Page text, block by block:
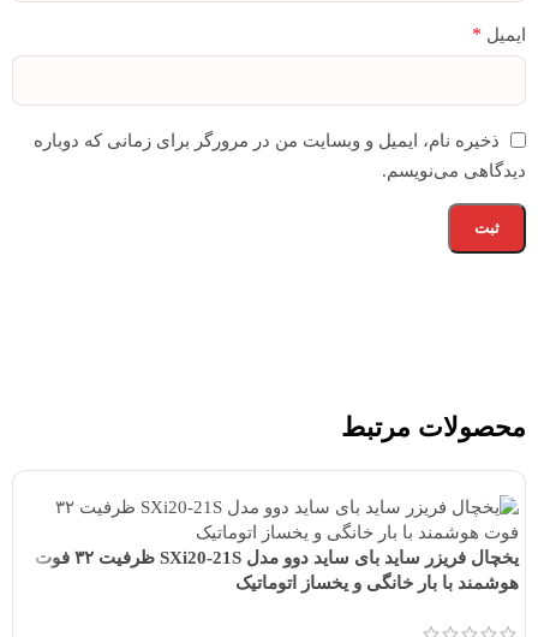
ایمیل *
ذخیره نام، ایمیل و وبسایت من در مرورگر برای زمانی که دوباره
دیدگاهی می‌نویسم.
محصولات مرتبط
یخچال فریزر ساید بای ساید دوو مدل SXi20-21S ظرفیت ۳۲ فوت
هوشمند با بار خانگی و یخساز اتوماتیک